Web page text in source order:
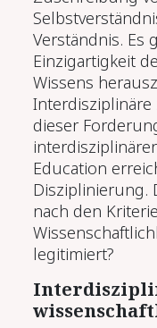
Verständnis. Es
Einzigartigkeit
Wissens
dieser
Education
Disziplinierung.
nach den
legitimiert?